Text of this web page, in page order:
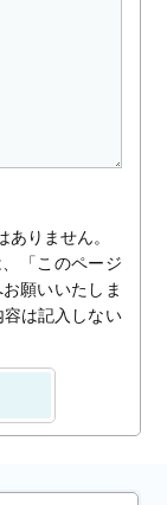
りません。
「このページ
願いいたしま
は記入しない